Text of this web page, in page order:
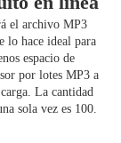
el archivo MP3
lo hace ideal para
espacio de
por lotes MP3 a
La cantidad
sola vez es 100.